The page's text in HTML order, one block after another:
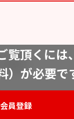
覧頂くには、
が必要で
員登録